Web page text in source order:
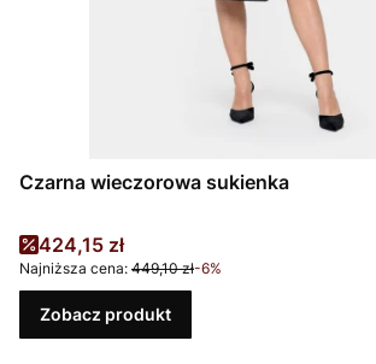
Czarna wieczorowa sukienka
Cena promocyjna
424,15 zł
Najniższa cena: 449,10 zł-6%
Zobacz produkt